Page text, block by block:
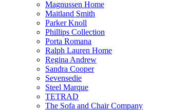
Magnussen Home
Maitland Smith
Parker Knoll
Phillips Collection
Porta Romana
Ralph Lauren Home
Regina Andrew
Sandra Cooper
Sevensedie
Steel Marque
TETRAD
The Sofa and Chair Company